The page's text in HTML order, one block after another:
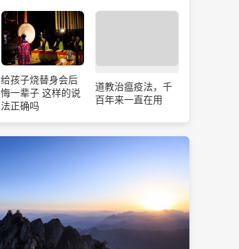
给孩子烧替身会后
悔一辈子 这样的说
法正确吗
道教治瘟疫法，千
百年来一直在用